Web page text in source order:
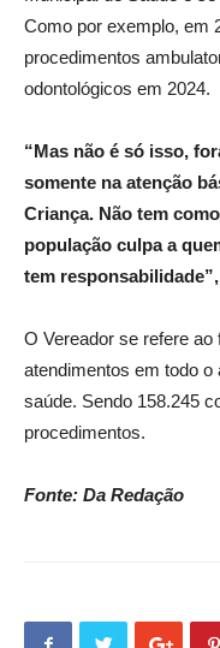
Como por exemplo, em
procedimentos
odontológicos em 2024.
“Mas não é só isso,
somente na atenção
Criança. Não tem
população culpa a
tem responsabilidade”,
O Vereador se refere ao
atendimentos em todo o
saúde. Sendo 158.245
procedimentos.
Fonte: Da Redação